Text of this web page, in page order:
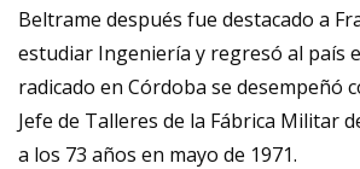
Beltrame después fue destacado a
estudiar Ingeniería y regresó al país
radicado en Córdoba se desempeñó
Jefe de Talleres de la Fábrica Militar
a los 73 años en mayo de 1971.